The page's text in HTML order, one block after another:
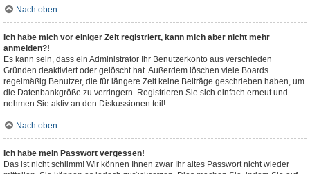
Nach oben
Ich habe mich vor einiger Zeit registriert, kann mich aber nicht mehr
anmelden?!
Es kann sein, dass ein Administrator Ihr Benutzerkonto aus verschieden
Gründen deaktiviert oder gelöscht hat. Außerdem löschen viele Boards
regelmäßig Benutzer, die für längere Zeit keine Beiträge geschrieben haben, um
die Datenbankgröße zu verringern. Registrieren Sie sich einfach erneut und
nehmen Sie aktiv an den Diskussionen teil!
Nach oben
Ich habe mein Passwort vergessen!
Das ist nicht schlimm! Wir können Ihnen zwar Ihr altes Passwort nicht wieder